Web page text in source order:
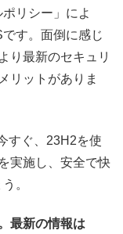
リシー」によ
す。面倒に感じ
り最新のセキュリ
リットがありま
すぐ、23H2を使
実施し、安全で快
。
最新の情報は